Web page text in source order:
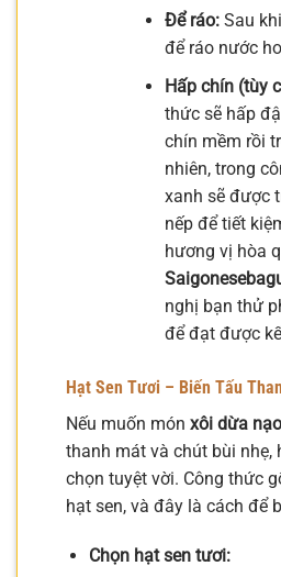
Để ráo:Sau
để ráo nước
Hấp chín (tùy
thức sẽ hấp
chín mềm rồi
nhiên, trong
xanh sẽ được
nếp để tiết
hương vị hòa
nghị bạn thử
để đạt được
Hạt Sen Tươi – Biến Tấu
Nếu muốn món xôi dừa nạo
thanh mát và chút bùi nhẹ,
chọn tuyệt vời. Công thức
hạt sen, và đây là cách để
Chọn hạt sen tươi: